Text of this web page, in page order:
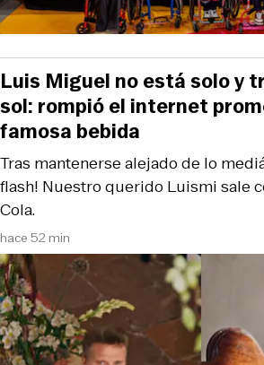
hace 52 min
Tras mantenerse alejado de lo
flash! Nuestro querido Luismi sale
Cola.
Luis Miguel no está solo y
sol: rompió el internet
famosa bebida